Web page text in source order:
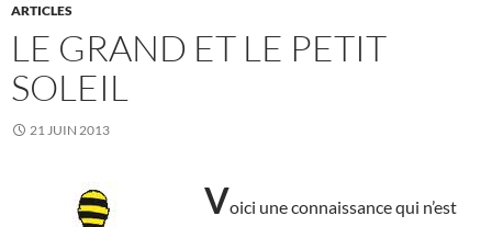
ARTICLES
LE GRAND ET LE PETIT
SOLEIL
21 JUIN 2013
Voici une connaissance qui n’est